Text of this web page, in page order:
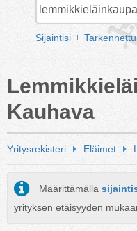
Sijaintisi
Kauhava
Yritysrekisteri Eläimet
Määrittämällä
yrityksen etäisyyden